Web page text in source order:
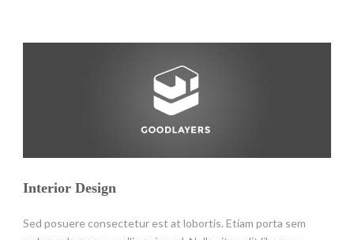
Interior Design
Sed posuere consectetur est at lobortis. Etiam porta sem